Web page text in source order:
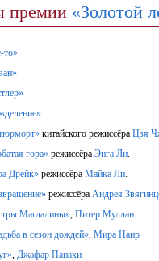
премии «Золотой
то»
китайского режиссёра Цзя
гора» режиссёра Энга Ли.
Дрейк» режиссёра Майка Ли.
режиссёра Андрея
Магдалины», Питер Муллан
в сезон дождей», Мира Наир
, Джафар Панахи